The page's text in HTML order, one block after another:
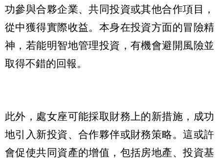
功參與合夥企業、共同投資或其他合作項目，
從中獲得實際收益。本身在投資方面的冒險精
神，若能明智地管理投資，有機會避開風險並
取得不錯的回報。
此外，處女座可能採取財務上的新措施，成功
地引入新投資、合作夥伴或財務策略。這或許
會促使共同資產的增值，包括房地產、投資基